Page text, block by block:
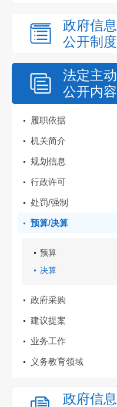
政府信息
公开制度
法定主动
公开内容
履职依据
机关简介
规划信息
行政许可
处罚/强制
预算/决算
预算
决算
政府采购
建议提案
业务工作
义务教育领域
政府信息